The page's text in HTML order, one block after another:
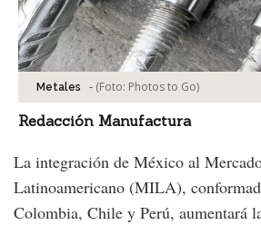
Metales - (Foto: Photos to Go)
Redacción Manufactura
La integración de México al
Latinoamericano (MILA),
Colombia, Chile y Perú, aumentará